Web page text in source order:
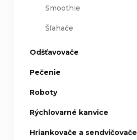
Smoothie
Šľahače
Odšťavovače
Pečenie
Roboty
Rýchlovarné kanvice
Hriankovače a sendvičovače